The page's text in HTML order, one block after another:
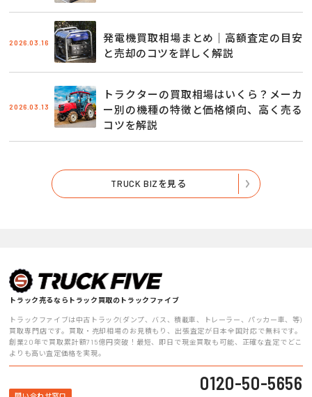
2026.03.16
発電機買取相場まとめ｜高額査定の目安
と売却のコツを詳しく解説
2026.03.13
トラクターの買取相場はいくら？メーカ
ー別の機種の特徴と価格傾向、高く売る
コツを解説
TRUCK BIZを見る
トラック売るならトラック買取のトラックファイブ
トラックファイブは中古トラック(ダンプ、バス、積載車、トレーラー、パッカー車、等)
買取専門店です。買取・売却相場のお見積もり、出張査定が日本全国対応で無料です。
創業20年で買取累計額715億円突破！最短、即日で現金買取も可能、正確な査定でどこ
よりも高い査定価格を実現。
0120-50-5656